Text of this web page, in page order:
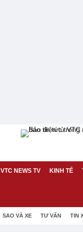
VTC NEWS TV KINH TẾ
SAO VÀ XE TƯ VẤN TIN